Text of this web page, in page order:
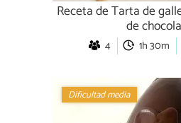
Receta de Tarta de
de
4 1h 30m
Dificultad media